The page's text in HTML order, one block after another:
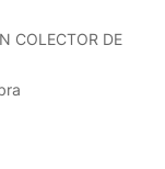
COLECTOR DE